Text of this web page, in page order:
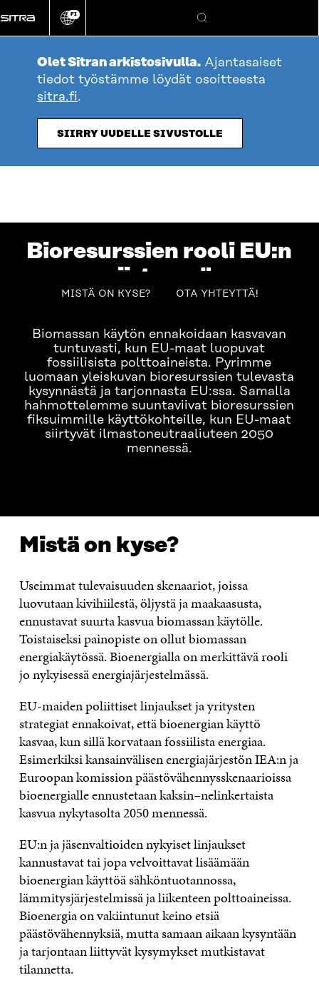
suoraan
sisältöön
Vaihda
kieli
FI
Hae
Olet Sitran arkistosivulla. Ajantasaiset
tiedot työstämme löydät osoitteesta
sitra.fi.
SIIRRY UUDELLE SIVUSTOLLE
Bioresurssien rooli EU:n
siirtyessä
ilmastoneutraaliuteen
Biomassan käytön ennakoidaan kasvavan
tuntuvasti, kun EU-maat luopuvat
fossiilisista polttoaineista. Pyrimme
luomaan yleiskuvan bioresurssien tulevasta
kysynnästä ja tarjonnasta EU:ssa. Samalla
hahmottelemme suuntaviivat bioresurssien
fiksuimmille käyttökohteille, kun EU-maat
siirtyvät ilmastoneutraaliuteen 2050
mennessä.
table_of_contents
MISTÄ ON KYSE? OTA YHTEYTTÄ!
Mistä on kyse?
Useimmat tulevaisuuden skenaariot, joissa
luovutaan kivihiilestä, öljystä ja maakaasusta,
ennustavat suurta kasvua biomassan käytölle.
Toistaiseksi painopiste on ollut biomassan
energiakäytössä. Bioenergialla on merkittävä rooli
jo nykyisessä energiajärjestelmässä.
EU-maiden poliittiset linjaukset ja yritysten
strategiat ennakoivat, että bioenergian käyttö
kasvaa, kun sillä korvataan fossiilista energiaa.
Esimerkiksi kansainvälisen energiajärjestön IEA:n ja
Euroopan komission päästövähennysskenaarioissa
bioenergialle ennustetaan kaksin–nelinkertaista
kasvua nykytasolta 2050 mennessä.
EU:n ja jäsenvaltioiden nykyiset linjaukset
kannustavat tai jopa velvoittavat lisäämään
bioenergian käyttöä sähköntuotannossa,
lämmitysjärjestelmissä ja liikenteen polttoaineissa.
Bioenergia on vakiintunut keino etsiä
päästövähennyksiä, mutta samaan aikaan kysyntään
ja tarjontaan liittyvät kysymykset mutkistavat
tilannetta.